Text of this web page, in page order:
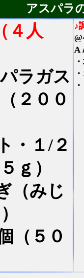
アスパラ
４人
ラガス
２００
・１/２
ｇ）
（みじ
（５０
♪
A